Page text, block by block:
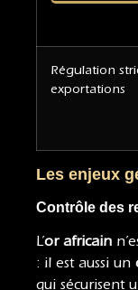
Régulation
exportations
Les enjeux
Contrôle des
L’or africain
: il est aussi un
qui sécurisent